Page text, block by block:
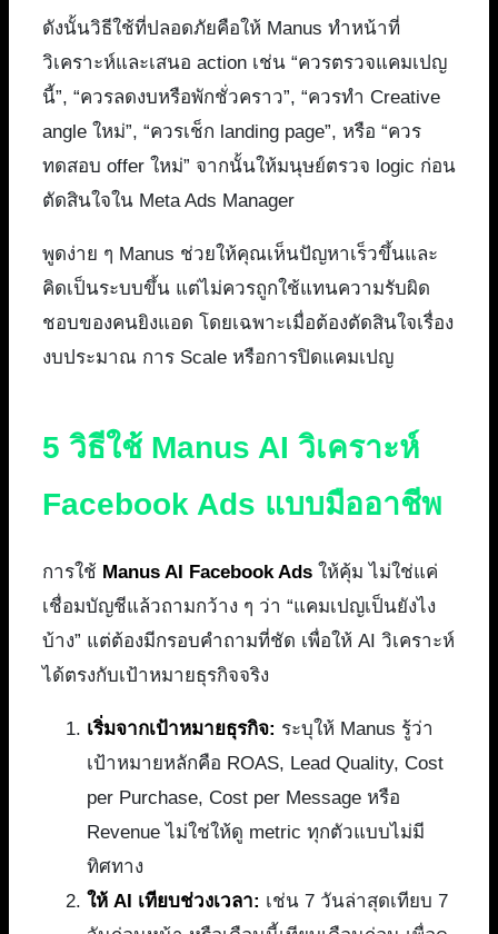
ดังนั้นวิธีใช้ที่ปลอดภัยคือให้ Manus ทำหน้าที่
วิเคราะห์และเสนอ action เช่น “ควรตรวจแคมเปญ
นี้”, “ควรลดงบหรือพักชั่วคราว”, “ควรทำ Creative
angle ใหม่”, “ควรเช็ก landing page”, หรือ “ควร
ทดสอบ offer ใหม่” จากนั้นให้มนุษย์ตรวจ logic ก่อน
ตัดสินใจใน Meta Ads Manager
พูดง่าย ๆ Manus ช่วยให้คุณเห็นปัญหาเร็วขึ้นและ
คิดเป็นระบบขึ้น แต่ไม่ควรถูกใช้แทนความรับผิด
ชอบของคนยิงแอด โดยเฉพาะเมื่อต้องตัดสินใจเรื่อง
งบประมาณ การ Scale หรือการปิดแคมเปญ
5 วิธีใช้ Manus AI วิเคราะห์
Facebook Ads แบบมืออาชีพ
การใช้ Manus AI Facebook Ads ให้คุ้ม ไม่ใช่แค่
เชื่อมบัญชีแล้วถามกว้าง ๆ ว่า “แคมเปญเป็นยังไง
บ้าง” แต่ต้องมีกรอบคำถามที่ชัด เพื่อให้ AI วิเคราะห์
ได้ตรงกับเป้าหมายธุรกิจจริง
เริ่มจากเป้าหมายธุรกิจ: ระบุให้ Manus รู้ว่า
เป้าหมายหลักคือ ROAS, Lead Quality, Cost
per Purchase, Cost per Message หรือ
Revenue ไม่ใช่ให้ดู metric ทุกตัวแบบไม่มี
ทิศทาง
ให้ AI เทียบช่วงเวลา: เช่น 7 วันล่าสุดเทียบ 7